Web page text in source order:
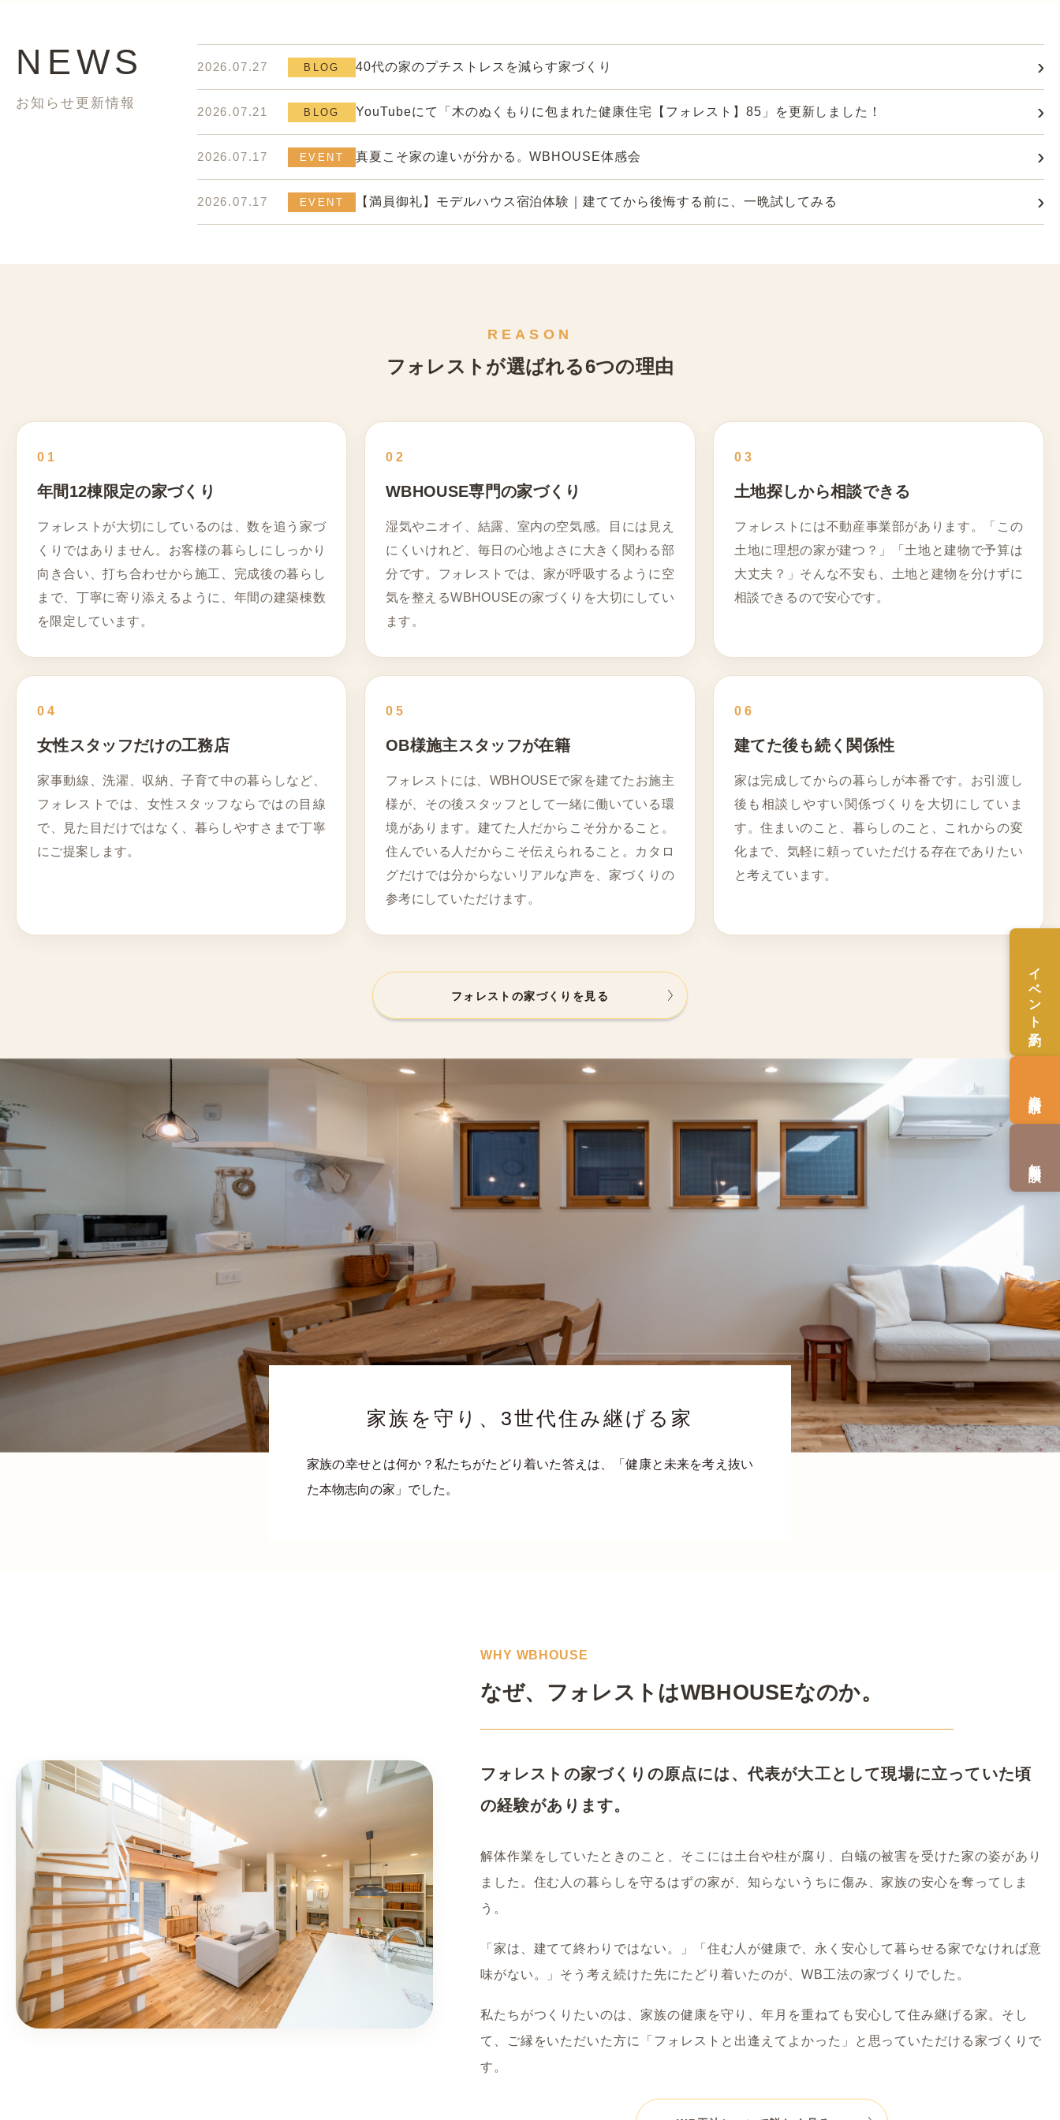
NEWS
お知らせ更新情報
2026.07.27 BLOG 40代の家のプチストレスを減らす家づくり
2026.07.21 BLOG YouTubeにて「木のぬくもりに包まれた健康住宅【フォレスト】85」を更新しました！
2026.07.17 EVENT 真夏こそ家の違いが分かる。WBHOUSE体感会
2026.07.17 EVENT 【満員御礼】モデルハウス宿泊体験｜建ててから後悔する前に、一晩試してみる
REASON
フォレストが選ばれる6つの理由
01
年間12棟限定の家づくり
フォレストが大切にしているのは、数を追う家づ
くりではありません。お客様の暮らしにしっかり
向き合い、打ち合わせから施工、完成後の暮らし
まで、丁寧に寄り添えるように、年間の建築棟数
を限定しています。
02
WBHOUSE専門の家づくり
湿気やニオイ、結露、室内の空気感。目には見え
にくいけれど、毎日の心地よさに大きく関わる部
分です。フォレストでは、家が呼吸するように空
気を整えるWBHOUSEの家づくりを大切にしてい
ます。
03
土地探しから相談できる
フォレストには不動産事業部があります。「この
土地に理想の家が建つ？」「土地と建物で予算は
大丈夫？」そんな不安も、土地と建物を分けずに
相談できるので安心です。
04
女性スタッフだけの工務店
家事動線、洗濯、収納、子育て中の暮らしなど、
フォレストでは、女性スタッフならではの目線
で、見た目だけではなく、暮らしやすさまで丁寧
にご提案します。
05
OB様施主スタッフが在籍
フォレストには、WBHOUSEで家を建てたお施主
様が、その後スタッフとして一緒に働いている環
境があります。建てた人だからこそ分かること。
住んでいる人だからこそ伝えられること。カタロ
グだけでは分からないリアルな声を、家づくりの
参考にしていただけます。
06
建てた後も続く関係性
家は完成してからの暮らしが本番です。お引渡し
後も相談しやすい関係づくりを大切にしていま
す。住まいのこと、暮らしのこと、これからの変
化まで、気軽に頼っていただける存在でありたい
と考えています。
フォレストの家づくりを見る
家族を守り、3世代住み継げる家
家族の幸せとは何か？私たちがたどり着いた答えは、「健康と未来を考え抜い
た本物志向の家」でした。
WHY WBHOUSE
なぜ、フォレストはWBHOUSEなのか。
フォレストの家づくりの原点には、代表が大工として現場に立っていた頃
の経験があります。
解体作業をしていたときのこと、そこには土台や柱が腐り、白蟻の被害を受けた家の姿があり
ました。住む人の暮らしを守るはずの家が、知らないうちに傷み、家族の安心を奪ってしま
う。
「家は、建てて終わりではない。」「住む人が健康で、永く安心して暮らせる家でなければ意
味がない。」そう考え続けた先にたどり着いたのが、WB工法の家づくりでした。
私たちがつくりたいのは、家族の健康を守り、年月を重ねても安心して住み継げる家。そし
て、ご縁をいただいた方に「フォレストと出逢えてよかった」と思っていただける家づくりで
す。
イベント予約